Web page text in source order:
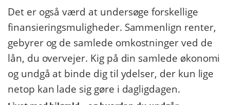
Det er også værd at undersøge forskellige
finansieringsmuligheder. Sammenlign renter,
gebyrer og de samlede omkostninger ved de
lån, du overvejer. Kig på din samlede økonomi
og undgå at binde dig til ydelser, der kun lige
netop kan lade sig gøre i dagligdagen.